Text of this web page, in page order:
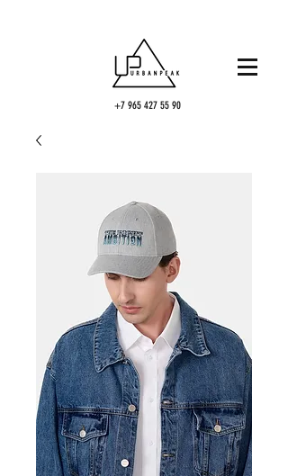
+7 965 427 55 90